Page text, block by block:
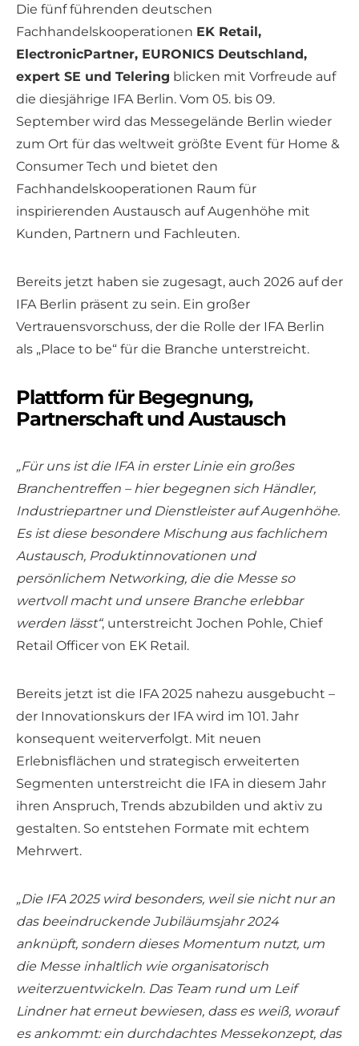
Die fünf führenden deutschen
Fachhandelskooperationen EK Retail,
ElectronicPartner, EURONICS Deutschland,
expert SE und Telering blicken mit Vorfreude auf
die diesjährige IFA Berlin. Vom 05. bis 09.
September wird das Messegelände Berlin wieder
zum Ort für das weltweit größte Event für Home &
Consumer Tech und bietet den
Fachhandelskooperationen Raum für
inspirierenden Austausch auf Augenhöhe mit
Kunden, Partnern und Fachleuten.
Bereits jetzt haben sie zugesagt, auch 2026 auf der
IFA Berlin präsent zu sein. Ein großer
Vertrauensvorschuss, der die Rolle der IFA Berlin
als „Place to be“ für die Branche unterstreicht.
Plattform für Begegnung,
Partnerschaft und Austausch
„Für uns ist die IFA in erster Linie ein großes
Branchentreffen – hier begegnen sich Händler,
Industriepartner und Dienstleister auf Augenhöhe.
Es ist diese besondere Mischung aus fachlichem
Austausch, Produktinnovationen und
persönlichem Networking, die die Messe so
wertvoll macht und unsere Branche erlebbar
werden lässt“, unterstreicht Jochen Pohle, Chief
Retail Officer von EK Retail.
Bereits jetzt ist die IFA 2025 nahezu ausgebucht –
der Innovationskurs der IFA wird im 101. Jahr
konsequent weiterverfolgt. Mit neuen
Erlebnisflächen und strategisch erweiterten
Segmenten unterstreicht die IFA in diesem Jahr
ihren Anspruch, Trends abzubilden und aktiv zu
gestalten. So entstehen Formate mit echtem
Mehrwert.
„Die IFA 2025 wird besonders, weil sie nicht nur an
das beeindruckende Jubiläumsjahr 2024
anknüpft, sondern dieses Momentum nutzt, um
die Messe inhaltlich wie organisatorisch
weiterzuentwickeln. Das Team rund um Leif
Lindner hat erneut bewiesen, dass es weiß, worauf
es ankommt: ein durchdachtes Messekonzept, das